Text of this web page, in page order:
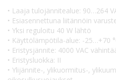
• Laaja tulojännitealue: 90…264
• Esiasennettuna liitännöin
• Yksi reguloitu 40 W lähtö
• Käyttölämpötila-alue: -25…+70
• Eristysjännite: 4000 VAC
• Eristysluokka: II
• Ylijännite-, ylikuormitus-,